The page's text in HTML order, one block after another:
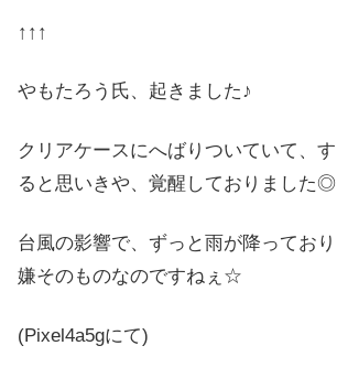
↑↑↑
やもたろう氏、起きました♪
クリアケースにへばりついていて、
ると思いきや、覚醒しておりました◎
台風の影響で、ずっと雨が降ってお
嫌そのものなのですねぇ☆
(Pixel4a5gにて)